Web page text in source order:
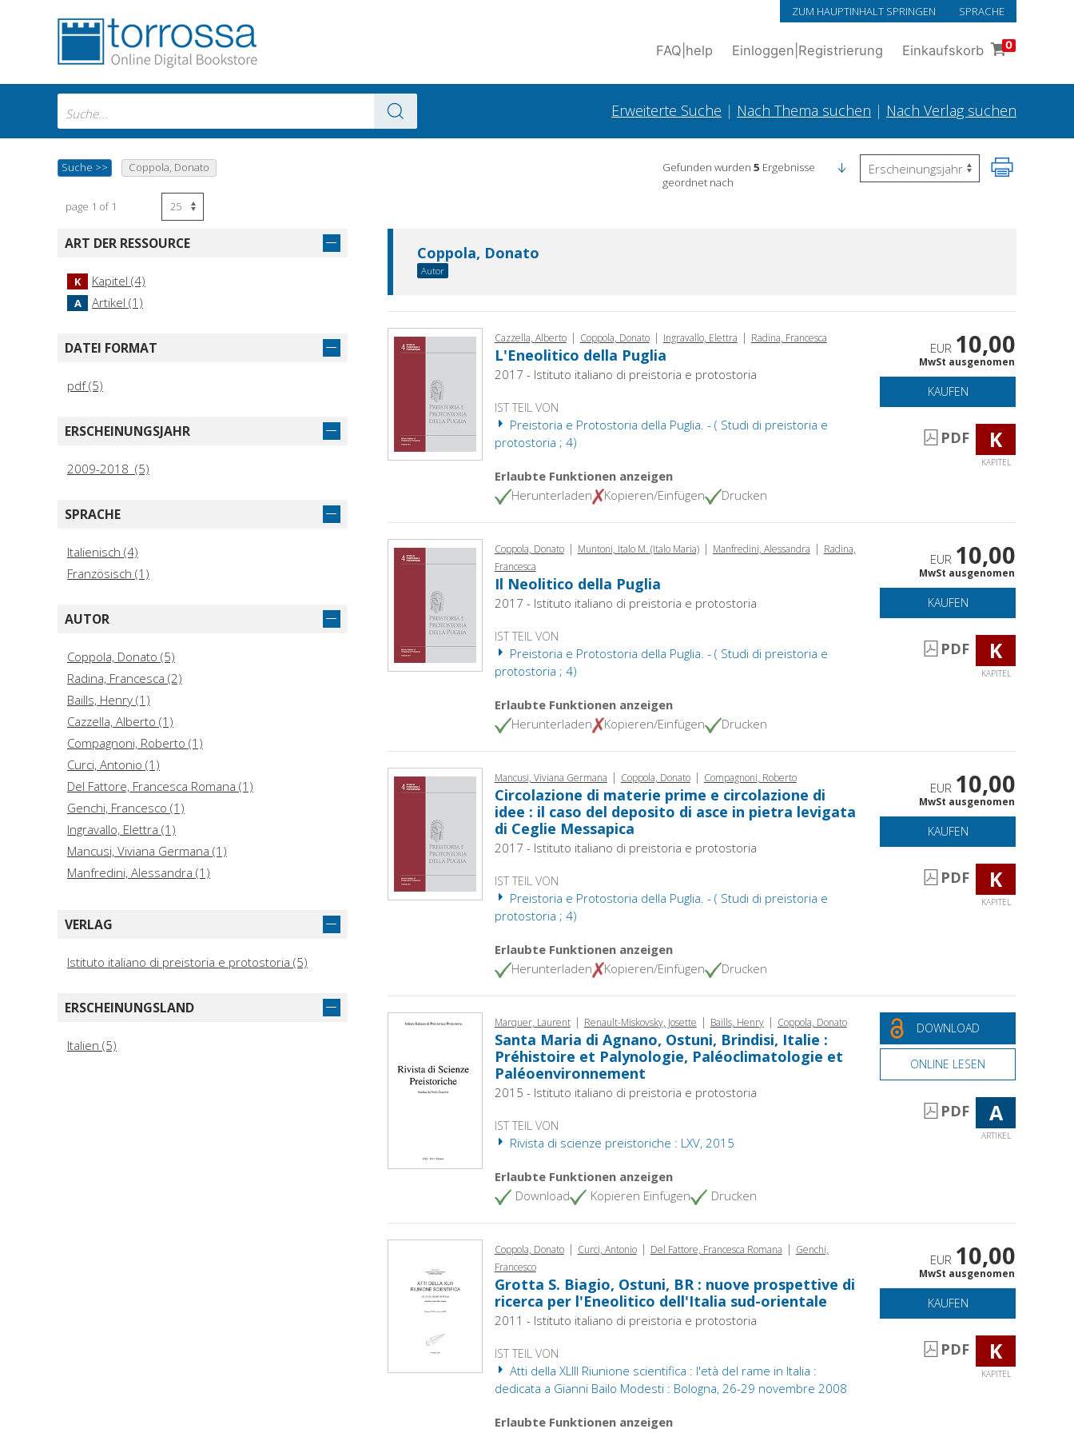
ZUM HAUPTINHALT SPRINGEN SPRACHE
FAQ help Einloggen Registrierung Einkaufskorb 0
Erweiterte Suche | Nach Thema suchen | Nach Verlag suchen
Suche >> Coppola, Donato Gefunden wurden 5 Ergebnisse
geordnet nach
page 1 of 1
ART DER RESSOURCE
K Kapitel (4)
A Artikel (1)
DATEI FORMAT
pdf (5)
ERSCHEINUNGSJAHR
2009-2018 (5)
SPRACHE
Italienisch (4)
Französisch (1)
AUTOR
Coppola, Donato (5)
Radina, Francesca (2)
Baills, Henry (1)
Cazzella, Alberto (1)
Compagnoni, Roberto (1)
Curci, Antonio (1)
Del Fattore, Francesca Romana (1)
Genchi, Francesco (1)
Ingravallo, Elettra (1)
Mancusi, Viviana Germana (1)
Manfredini, Alessandra (1)
Muntoni, Italo M. (Italo Maria) (1)
VERLAG
Istituto italiano di preistoria e protostoria (5)
ERSCHEINUNGSLAND
Italien (5)
Coppola, Donato
Autor
Cazzella, Alberto | Coppola, Donato | Ingravallo, Elettra | Radina, Francesca
L'Eneolitico della Puglia
2017 - Istituto italiano di preistoria e protostoria
IST TEIL VON
Preistoria e Protostoria della Puglia. - ( Studi di preistoria e
protostoria ; 4)
Erlaubte Funktionen anzeigen
Herunterladen
Kopieren/Einfügen Drucken
EUR 10,00
MwSt ausgenomen
KAUFEN
PDF K
KAPITEL
Coppola, Donato | Muntoni, Italo M. (Italo Maria) | Manfredini, Alessandra | Radina,
Francesca
Il Neolitico della Puglia
2017 - Istituto italiano di preistoria e protostoria
IST TEIL VON
Preistoria e Protostoria della Puglia. - ( Studi di preistoria e
protostoria ; 4)
Erlaubte Funktionen anzeigen
Herunterladen
Kopieren/Einfügen Drucken
EUR 10,00
MwSt ausgenomen
KAUFEN
PDF K
KAPITEL
Mancusi, Viviana Germana | Coppola, Donato | Compagnoni, Roberto
Circolazione di materie prime e circolazione di
idee : il caso del deposito di asce in pietra levigata
di Ceglie Messapica
2017 - Istituto italiano di preistoria e protostoria
IST TEIL VON
Preistoria e Protostoria della Puglia. - ( Studi di preistoria e
protostoria ; 4)
Erlaubte Funktionen anzeigen
Herunterladen
Kopieren/Einfügen Drucken
EUR 10,00
MwSt ausgenomen
KAUFEN
PDF K
KAPITEL
Marquer, Laurent | Renault-Miskovsky, Josette | Baills, Henry | Coppola, Donato
Santa Maria di Agnano, Ostuni, Brindisi, Italie :
Préhistoire et Palynologie, Paléoclimatologie et
Paléoenvironnement
2015 - Istituto italiano di preistoria e protostoria
IST TEIL VON
Rivista di scienze preistoriche : LXV, 2015
Erlaubte Funktionen anzeigen
Download
Kopieren Einfügen Drucken
DOWNLOAD
ONLINE LESEN
PDF A
ARTIKEL
Coppola, Donato | Curci, Antonio | Del Fattore, Francesca Romana | Genchi,
Francesco
Grotta S. Biagio, Ostuni, BR : nuove prospettive di
ricerca per l'Eneolitico dell'Italia sud-orientale
2011 - Istituto italiano di preistoria e protostoria
IST TEIL VON
Atti della XLIII Riunione scientifica : l'età del rame in Italia :
dedicata a Gianni Bailo Modesti : Bologna, 26-29 novembre 2008
Erlaubte Funktionen anzeigen
EUR 10,00
MwSt ausgenomen
KAUFEN
PDF K
KAPITEL